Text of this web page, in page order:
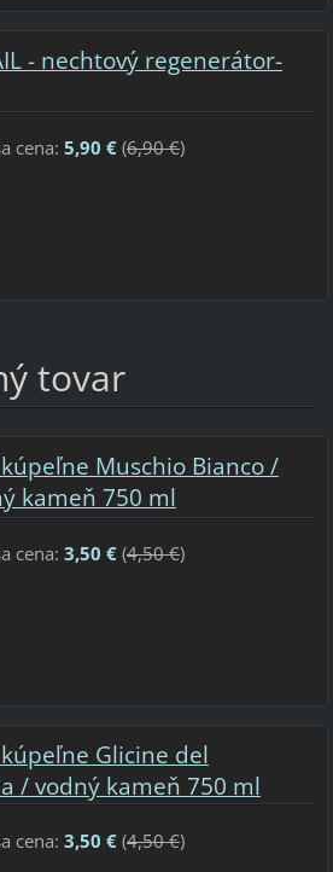
- nechtový regenerátor-
cena: 5,90 €(6,90 €)
tovar
Muschio Bianco /
kameň 750 ml
cena: 3,50 €(4,50 €)
Glicine del
/ vodný kameň 750 ml
cena: 3,50 €(4,50 €)